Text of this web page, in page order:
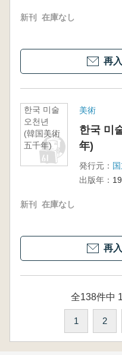
新刊 在庫なし
再
한국 미술
오천년
(韓国美術
五千年)
美術
한국 미
年)
発行元：
出版年：
新刊 在庫なし
再
全138件中
1 2